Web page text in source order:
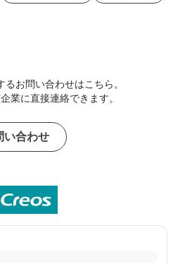
お問い合わせはこちら。
業に直接連絡できます。
い合わせ